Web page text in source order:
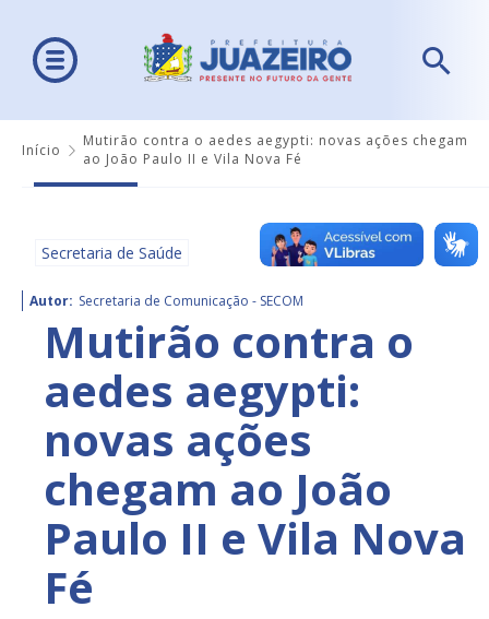
Início
Mutirão contra o aedes aegypti: novas ações chegam
ao João Paulo II e Vila Nova Fé
Secretaria de Saúde
Autor: Secretaria de Comunicação - SECOM
Mutirão contra o
aedes aegypti:
novas ações
chegam ao João
Paulo II e Vila Nova
Fé